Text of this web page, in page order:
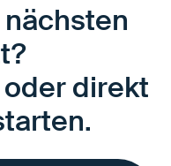
direkt